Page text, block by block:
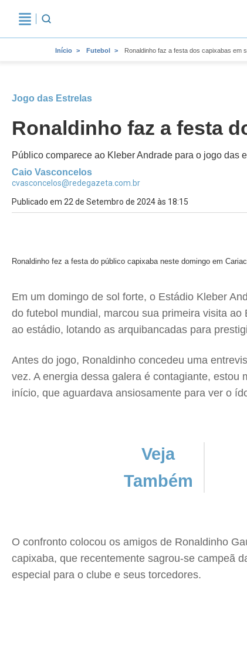
Início Futebol Ronaldinho faz a festa dos capixabas em
Jogo das Estrelas
Ronaldinho faz a festa
Público comparece ao Kleber Andrade para o jogo das
Caio Vasconcelos
cvasconcelos@redegazeta.com.br
Publicado em 22 de Setembro de 2024 às 18:15
Ronaldinho fez a festa do público capixaba neste domingo em
Em um domingo de sol forte, o Estádio Kleber
do futebol mundial, marcou sua primeira visita
ao estádio, lotando as arquibancadas para
Antes do jogo, Ronaldinho concedeu uma
vez. A energia dessa galera é contagiante,
início, que aguardava ansiosamente para ver o
Veja
Também
O confronto colocou os amigos de Ronaldinho
capixaba, que recentemente sagrou-se campeã
especial para o clube e seus torcedores.